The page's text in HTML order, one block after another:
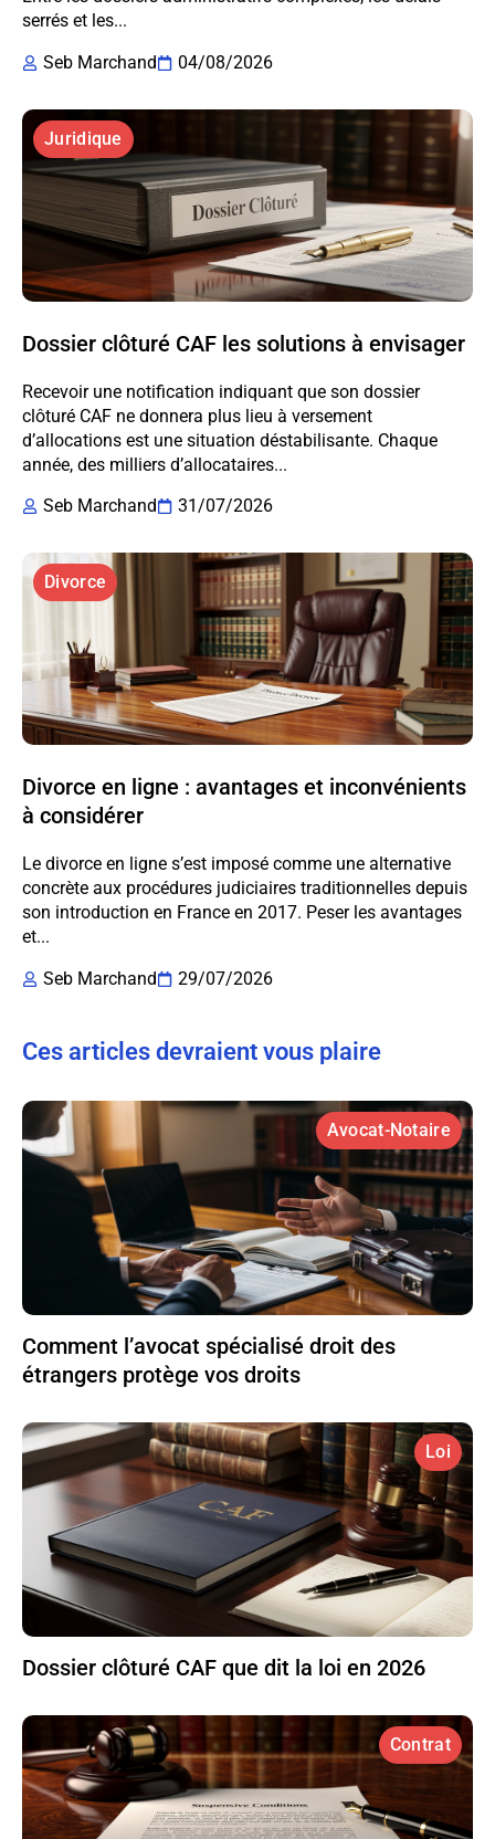
serrés et les...
Seb Marchand
04/08/2026
Juridique
Dossier clôturé CAF les solutions à envisager
Recevoir une notification indiquant que son dossier
clôturé CAF ne donnera plus lieu à versement
d’allocations est une situation déstabilisante. Chaque
année, des milliers d’allocataires...
Seb Marchand
31/07/2026
Divorce
Divorce en ligne : avantages et inconvénients
à considérer
Le divorce en ligne s’est imposé comme une alternative
concrète aux procédures judiciaires traditionnelles depuis
son introduction en France en 2017. Peser les avantages
et...
Seb Marchand
29/07/2026
Ces articles devraient vous plaire
Avocat-Notaire
Comment l’avocat spécialisé droit des
étrangers protège vos droits
Loi
Dossier clôturé CAF que dit la loi en 2026
Contrat